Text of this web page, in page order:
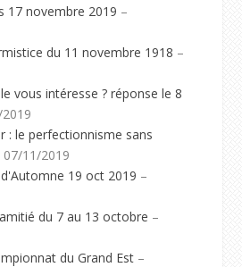
17 novembre 2019 –
du 11 novembre 1918 –
vous intéresse ? réponse le 8
: le perfectionnisme sans
07/11/2019
19 oct 2019 –
du 7 au 13 octobre –
du Grand Est –